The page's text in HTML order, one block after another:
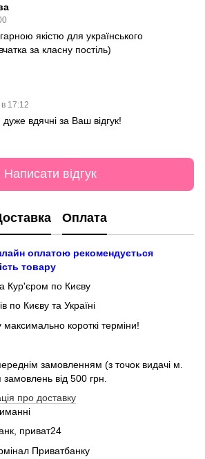
якістю для українського
за класну постіль)
17:12
вдячні за Ваш відгук!
Написати відгук
Оплата
оплатою рекомендується
товару
Кур'єром по Києву
по Києву та Україні
короткі терміни!
замовленням (з точок видачі м.
замовлень від 500 грн.
про доставку
приват24
Приватбанку